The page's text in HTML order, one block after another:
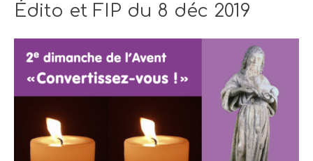
Édito et FIP du 8 déc 2019